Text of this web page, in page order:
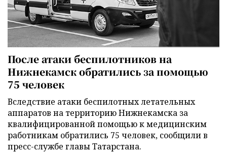
После атаки беспилотников на
Нижнекамск обратились за помощью
75 человек
Вследствие атаки беспилотных летательных
аппаратов на территорию Нижнекамска за
квалифицированной помощью к медицинским
работникам обратились 75 человек, сообщили в
пресс-службе главы Татарстана.